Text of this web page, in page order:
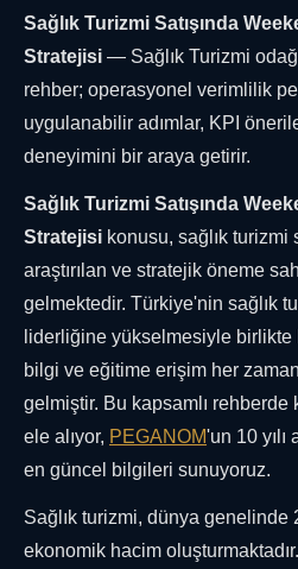
Sağlık Turizmi Satışında
Stratejisi — Sağlık Turizmi
rehber; operasyonel verimlilik
uygulanabilir adımlar, KPI
deneyimini bir araya getirir.
Sağlık Turizmi Satışında
Stratejisi konusu, sağlık
araştırılan ve stratejik öneme
gelmektedir. Türkiye'nin sağlık
liderliğine yükselmesiyle birlikte
bilgi ve eğitime erişim her
gelmiştir. Bu kapsamlı rehberde
ele alıyor, PEGANOM'un 10 yılı
en güncel bilgileri sunuyoruz.
Sağlık turizmi, dünya genelinde
ekonomik hacim